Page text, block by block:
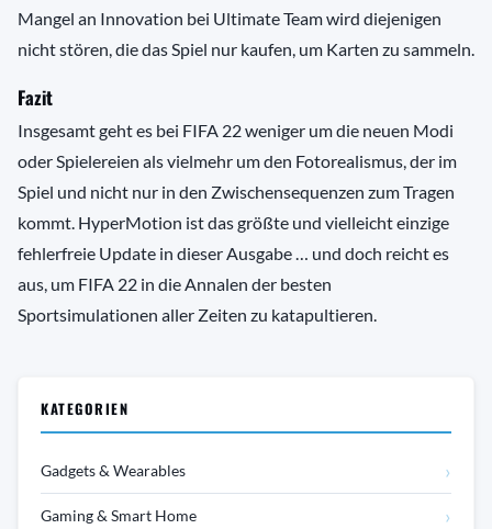
Mangel an Innovation bei Ultimate Team wird diejenigen
nicht stören, die das Spiel nur kaufen, um Karten zu sammeln.
Fazit
Insgesamt geht es bei FIFA 22 weniger um die neuen Modi
oder Spielereien als vielmehr um den Fotorealismus, der im
Spiel und nicht nur in den Zwischensequenzen zum Tragen
kommt. HyperMotion ist das größte und vielleicht einzige
fehlerfreie Update in dieser Ausgabe … und doch reicht es
aus, um FIFA 22 in die Annalen der besten
Sportsimulationen aller Zeiten zu katapultieren.
KATEGORIEN
Gadgets & Wearables ›
Gaming & Smart Home ›